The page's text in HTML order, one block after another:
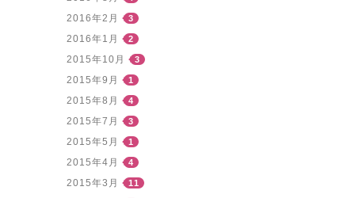
2016年2月 3
2016年1月 2
2015年10月 3
2015年9月 1
2015年8月 4
2015年7月 3
2015年5月 1
2015年4月 4
2015年3月 11